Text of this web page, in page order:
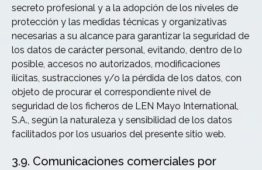
secreto profesional y a la adopción de los niveles de
protección y las medidas técnicas y organizativas
necesarias a su alcance para garantizar la seguridad de
los datos de carácter personal, evitando, dentro de lo
posible, accesos no autorizados, modificaciones
ilícitas, sustracciones y/o la pérdida de los datos, con
objeto de procurar el correspondiente nivel de
seguridad de los ficheros de LEN Mayo International,
S.A., según la naturaleza y sensibilidad de los datos
facilitados por los usuarios del presente sitio web.
3.9. Comunicaciones comerciales por